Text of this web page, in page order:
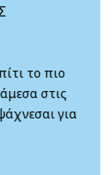
την οικονομία
τα προσεχή
το κάνεις
σκέψη.”